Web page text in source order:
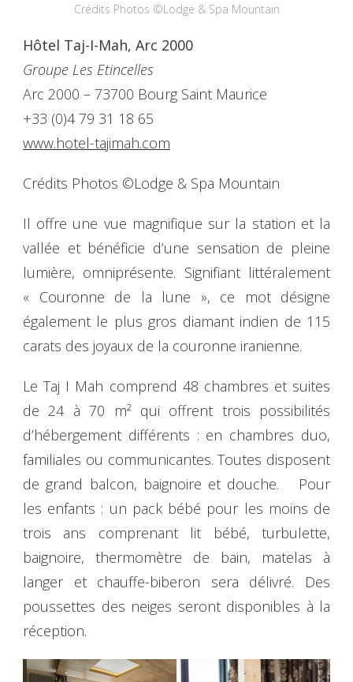
Crédits Photos ©Lodge & Spa Mountain
Hôtel Taj-I-Mah, Arc 2000
Groupe Les Etincelles
Arc 2000 – 73700 Bourg Saint Maurice
+33 (0)4 79 31 18 65
www.hotel-tajimah.com
Crédits Photos ©Lodge & Spa Mountain
Il offre une vue magnifique sur la station et la
vallée et bénéficie d’une sensation de pleine
lumière, omniprésente. Signifiant littéralement
« Couronne de la lune », ce mot désigne
également le plus gros diamant indien de 115
carats des joyaux de la couronne iranienne.
Le Taj I Mah comprend 48 chambres et suites
de 24 à 70 m² qui offrent trois possibilités
d’hébergement différents : en chambres duo,
familiales ou communicantes. Toutes disposent
de grand balcon, baignoire et douche. Pour
les enfants : un pack bébé pour les moins de
trois ans comprenant lit bébé, turbulette,
baignoire, thermomètre de bain, matelas à
langer et chauffe-biberon sera délivré. Des
poussettes des neiges seront disponibles à la
réception.